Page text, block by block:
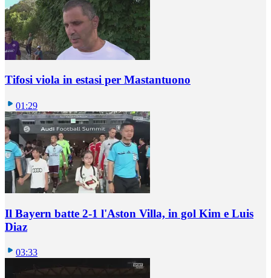
Tifosi viola in estasi per Mastantuono
01:29
Il Bayern batte 2-1 l'Aston Villa, in gol Kim e Luis
Diaz
03:33